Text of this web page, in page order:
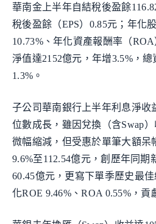
華南金上半年自結稅後盈餘
稅後盈餘（EPS）0.85元；年化
10.73%、年化資產報酬率（ROA
淨值達2152億元，年增3.5%，
1.3%。
子公司華南銀行上半年利息淨收
位數成長，雖因兌換（含Swap
微幅縮減，但受惠於單筆大額呆
9.6%至112.54億元，創歷年同期
60.45億元，更寫下單季歷史最
化ROE 9.46%、ROA 0.55%，貢